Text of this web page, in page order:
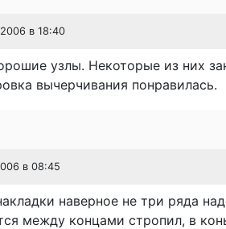
в 18:40
узлы. Некоторые из них
вычерчивания понравилась.
в 08:45
наверное не три ряда
между концами стропил, в